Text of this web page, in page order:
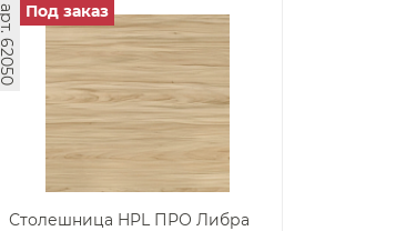
Столешница HPL ПРО Либра
арт. 62050 Под заказ